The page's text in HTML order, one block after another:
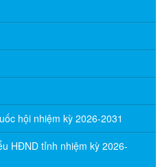
hội nhiệm kỳ 2026-2031
HĐND tỉnh nhiệm kỳ 2026-